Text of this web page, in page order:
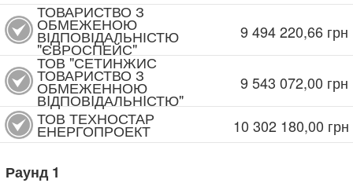
ТОВАРИСТВО З
ОБМЕЖЕНОЮ
ВІДПОВІДАЛЬНІСТЮ
"ЄВРОСПЕЙС"
9 494 220,66 грн
ТОВ "СЕТИНЖИС
ТОВАРИСТВО З
ОБМЕЖЕННОЮ
ВIДПОВIДАЛЬНIСТЮ"
9 543 072,00 грн
ТОВ ТЕХНОСТАР
ЕНЕРГОПРОЕКТ 10 302 180,00 грн
Раунд 1